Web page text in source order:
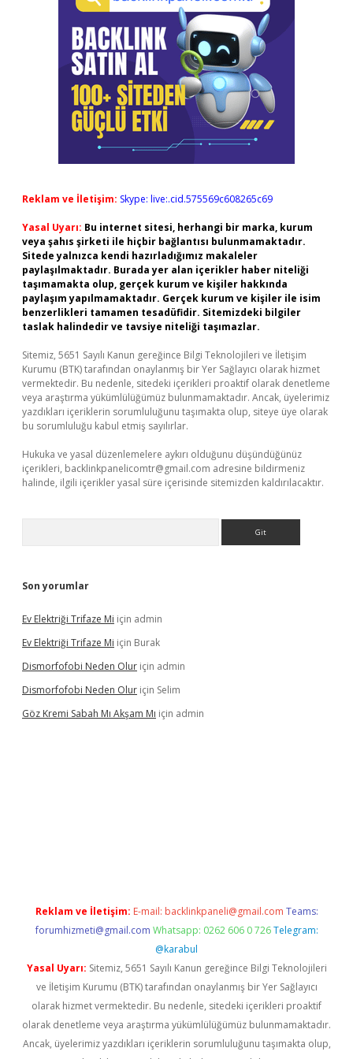
Reklam ve İletişim: Skype: live:.cid.575569c608265c69
Yasal Uyarı: Bu internet sitesi, herhangi bir marka, kurum
veya şahıs şirketi ile hiçbir bağlantısı bulunmamaktadır.
Sitede yalnızca kendi hazırladığımız makaleler
paylaşılmaktadır. Burada yer alan içerikler haber niteliği
taşımamakta olup, gerçek kurum ve kişiler hakkında
paylaşım yapılmamaktadır. Gerçek kurum ve kişiler ile isim
benzerlikleri tamamen tesadüfidir. Sitemizdeki bilgiler
taslak halindedir ve tavsiye niteliği taşımazlar.
Sitemiz, 5651 Sayılı Kanun gereğince Bilgi Teknolojileri ve İletişim
Kurumu (BTK) tarafından onaylanmış bir Yer Sağlayıcı olarak hizmet
vermektedir. Bu nedenle, sitedeki içerikleri proaktif olarak denetleme
veya araştırma yükümlülüğümüz bulunmamaktadır. Ancak, üyelerimiz
yazdıkları içeriklerin sorumluluğunu taşımakta olup, siteye üye olarak
bu sorumluluğu kabul etmiş sayılırlar.
Hukuka ve yasal düzenlemelere aykırı olduğunu düşündüğünüz
içerikleri, backlinkpanelicomtr@gmail.com adresine bildirmeniz
halinde, ilgili içerikler yasal süre içerisinde sitemizden kaldırılacaktır.
Son yorumlar
Ev Elektriği Trifaze Mi için admin
Ev Elektriği Trifaze Mi için Burak
Dismorfofobi Neden Olur için admin
Dismorfofobi Neden Olur için Selim
Göz Kremi Sabah Mı Akşam Mı için admin
Reklam ve İletişim: E-mail: backlinkpaneli@gmail.com Teams:
forumhizmeti@gmail.com Whatsapp: 0262 606 0 726 Telegram:
@karabul
Yasal Uyarı: Sitemiz, 5651 Sayılı Kanun gereğince Bilgi Teknolojileri
ve İletişim Kurumu (BTK) tarafından onaylanmış bir Yer Sağlayıcı
olarak hizmet vermektedir. Bu nedenle, sitedeki içerikleri proaktif
olarak denetleme veya araştırma yükümlülüğümüz bulunmamaktadır.
Ancak, üyelerimiz yazdıkları içeriklerin sorumluluğunu taşımakta olup,